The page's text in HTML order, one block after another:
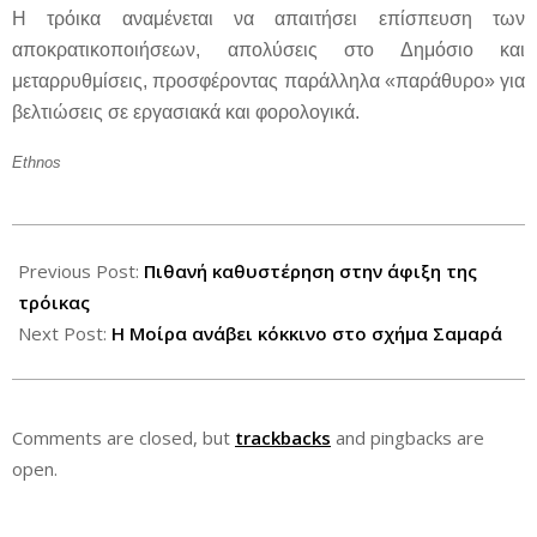
Η τρόικα αναμένεται να απαιτήσει επίσπευση των
αποκρατικοποιήσεων, απολύσεις στο Δημόσιο και
μεταρρυθμίσεις, προσφέροντας παράλληλα «παράθυρο» για
βελτιώσεις σε εργασιακά και φορολογικά.
Ethnos
06-
24
Previous Post: Πιθανή καθυστέρηση στην άφιξη της
τρόικας
Next Post: Η Μοίρα ανάβει κόκκινο στο σχήμα Σαμαρά
Comments are closed, but trackbacks and pingbacks are
open.